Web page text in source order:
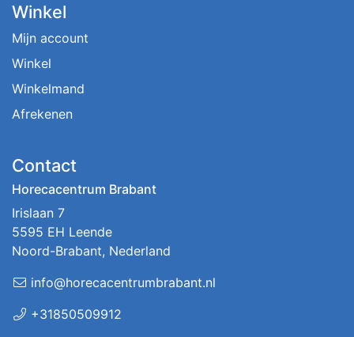
Winkel
Mijn account
Winkel
Winkelmand
Afrekenen
Contact
Horecacentrum Brabant
Irislaan 7
5595 EH Leende
Noord-Brabant, Nederland
info@horecacentrumbrabant.nl
+31850509912